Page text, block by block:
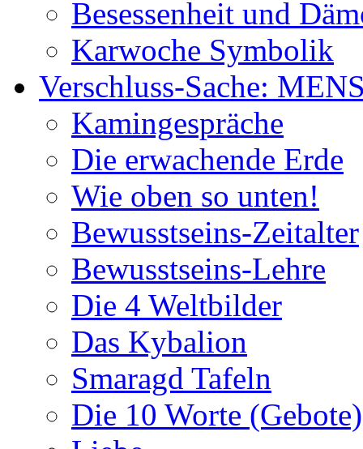
Besessenheit und
Karwoche Symbolik
Verschluss-Sache:
Kamingespräche
Die erwachende Erde
Wie oben so unten!
Bewusstseins-Zeitalter
Bewusstseins-Lehre
Die 4 Weltbilder
Das Kybalion
Smaragd Tafeln
Die 10 Worte (Gebote)